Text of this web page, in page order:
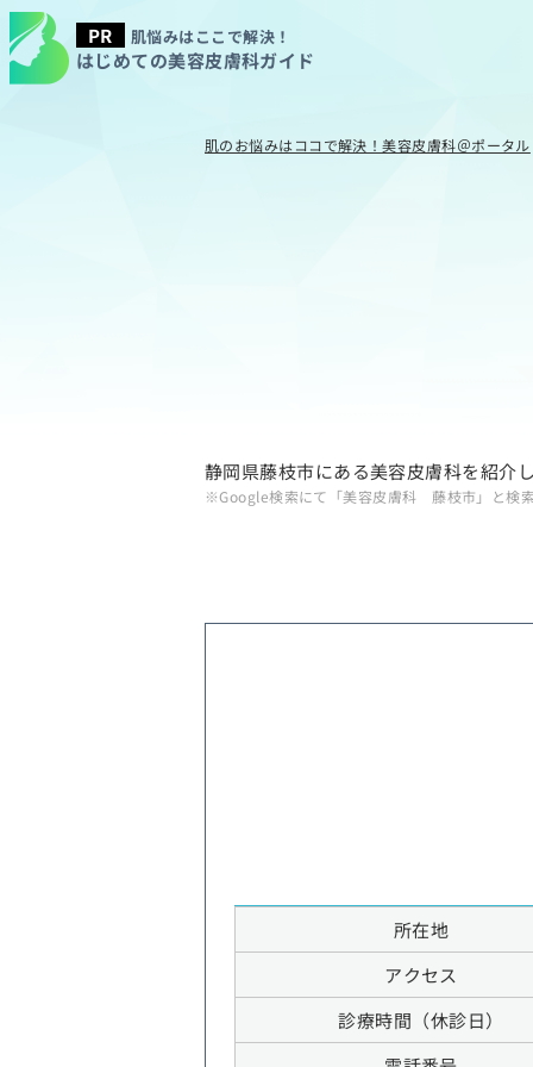
肌悩みはここで解決！
はじめての美容皮膚科ガイド
肌のお悩みはココで解決！美容皮膚科＠ポータル
静岡県藤枝市にある美容皮膚科を紹介
※Google検索にて「美容皮膚科 藤枝市」と検
所在地
アクセス
診療時間（休診日）